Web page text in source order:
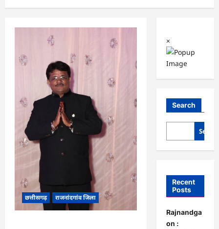
छत्तीसगढ़ राजनांदगांव जिला
×
Search
Recent
Posts
Rajnandga
on :